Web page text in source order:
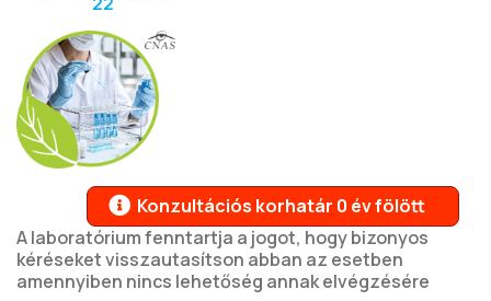
Konzultációs korhatár 0 év fölött
A laboratórium fenntartja a jogot, hogy bizonyos
kéréseket visszautasítson abban az esetben
amennyiben nincs lehetőség annak elvégzésére